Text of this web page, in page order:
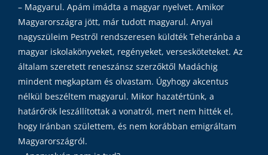
– Magyarul. Apám imádta a magyar nyelvet. Amikor
Magyarországra jött, már tudott magyarul. Anyai
nagyszüleim Pestről rendszeresen küldték Teheránba a
magyar iskolakönyveket, regényeket, versesköteteket. Az
általam szeretett reneszánsz szerzőktől Madáchig
mindent megkaptam és olvastam. Úgyhogy akcentus
nélkül beszéltem magyarul. Mikor hazatértünk, a
határőrök leszállítottak a vonatról, mert nem hitték el,
hogy Iránban születtem, és nem korábban emigráltam
Magyarországról.